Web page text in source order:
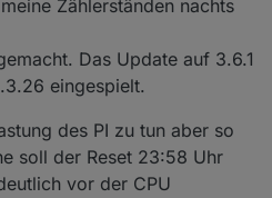
Zählerständen nachts
Das Update auf 3.6.1
eingespielt.
des PI zu tun aber so
soll der Reset 23:58 Uhr
vor der CPU